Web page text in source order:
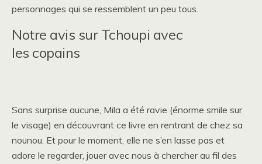
personnages qui se ressemblent un peu tous.
Notre avis sur Tchoupi avec
les copains
Sans surprise aucune, Mila a été ravie (énorme smile sur
le visage) en découvrant ce livre en rentrant de chez sa
nounou. Et pour le moment, elle ne s’en lasse pas et
adore le regarder, jouer avec nous à chercher au fil des